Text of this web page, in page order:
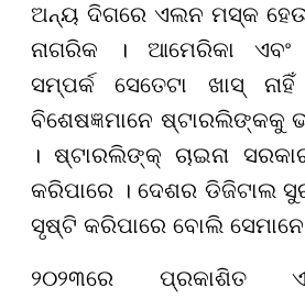
ଅନ୍ୟ ଦିଗରେ ଏଲନ ମସ୍କ
ନାଗରିକ । ଆମେରିକା ଏବଂ
ସମ୍ପର୍କ ସେତେଟା ଖାସ୍
ବିଶେଷଜ୍ଞମାନେ ଷ୍ଟାରଲିଙ୍କକୁ
। ଷ୍ଟାରଲିଙ୍କ୍ ଚାଇନା
କରିପାରେ । ଦେଶର ଡିଜିଟାଲ
ସୃଷ୍ଟି କରିପାରେ ବୋଲି
୨୦୨୩ରେ ପ୍ରକାଶିତ